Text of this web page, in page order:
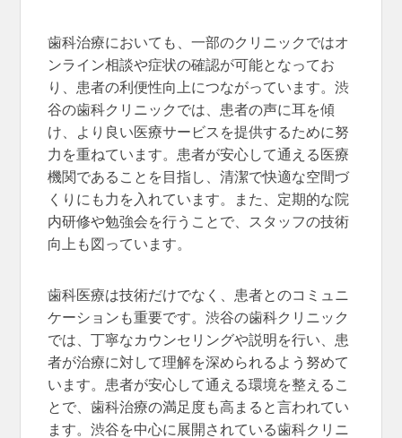
歯科治療においても、一部のクリニックではオ
ンライン相談や症状の確認が可能となってお
り、患者の利便性向上につながっています。渋
谷の歯科クリニックでは、患者の声に耳を傾
け、より良い医療サービスを提供するために努
力を重ねています。患者が安心して通える医療
機関であることを目指し、清潔で快適な空間づ
くりにも力を入れています。また、定期的な院
内研修や勉強会を行うことで、スタッフの技術
向上も図っています。
歯科医療は技術だけでなく、患者とのコミュニ
ケーションも重要です。渋谷の歯科クリニック
では、丁寧なカウンセリングや説明を行い、患
者が治療に対して理解を深められるよう努めて
います。患者が安心して通える環境を整えるこ
とで、歯科治療の満足度も高まると言われてい
ます。渋谷を中心に展開されている歯科クリニ